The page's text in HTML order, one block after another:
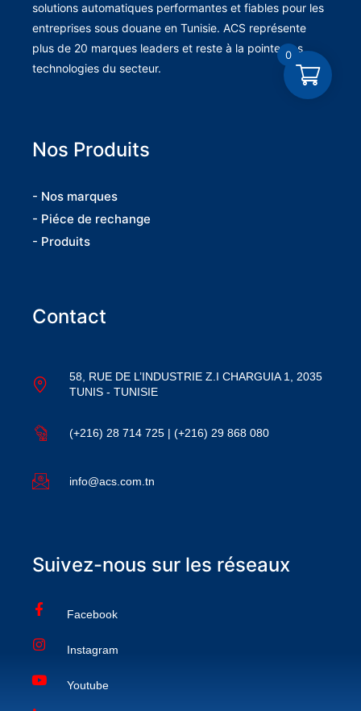
solutions automatiques performantes et fiables pour les
entreprises sous douane en Tunisie. ACS représente
plus de 20 marques leaders et reste à la pointe des
technologies du secteur.
Nos Produits
- Nos marques
- Piéce de rechange
- Produits
Contact
58, RUE DE L’INDUSTRIE Z.I CHARGUIA 1, 2035
TUNIS - TUNISIE
(+216) 28 714 725 | (+216) 29 868 080
info@acs.com.tn
Suivez-nous sur les réseaux
Facebook
Instagram
Youtube
0